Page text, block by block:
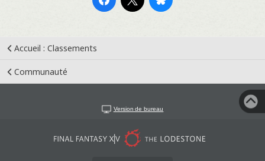
Accueil : Classements
Communauté
Version de bureau